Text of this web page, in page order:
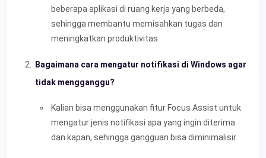
beberapa aplikasi di ruang kerja yang berbeda,
sehingga membantu memisahkan tugas dan
meningkatkan produktivitas.
Bagaimana cara mengatur notifikasi di Windows agar
tidak mengganggu?
Kalian bisa menggunakan fitur Focus Assist untuk
mengatur jenis notifikasi apa yang ingin diterima
dan kapan, sehingga gangguan bisa diminimalisir.